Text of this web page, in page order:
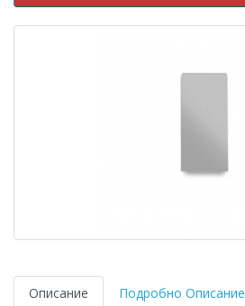
Описание Подробно Описание